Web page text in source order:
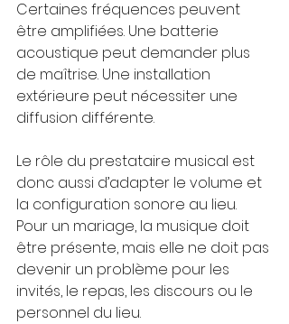
Certaines fréquences peuvent
être amplifiées. Une batterie
acoustique peut demander plus
de maîtrise. Une installation
extérieure peut nécessiter une
diffusion différente.
Le rôle du prestataire musical est
donc aussi d’adapter le volume et
la configuration sonore au lieu.
Pour un mariage, la musique doit
être présente, mais elle ne doit pas
devenir un problème pour les
invités, le repas, les discours ou le
personnel du lieu.